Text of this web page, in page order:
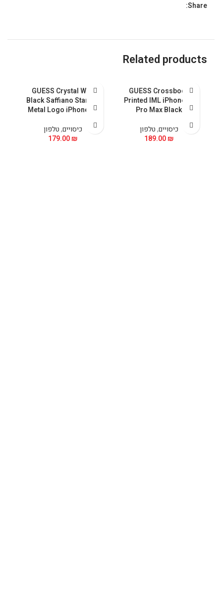
Share:
Related products
GUESS Crossbody
Printed IML iPhone 15
Pro Max Black
כיסויים,טלפון
189.00₪
GUESS Crystal With
Black Saffiano Stand &
Metal Logo iPhone 15
כיסויים,טלפון
179.00₪